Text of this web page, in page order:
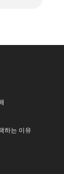
하는 이유